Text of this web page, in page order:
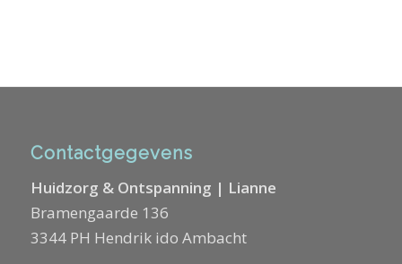
Contactgegevens
Huidzorg & Ontspanning | Lianne
Bramengaarde 136
3344 PH Hendrik ido Ambacht